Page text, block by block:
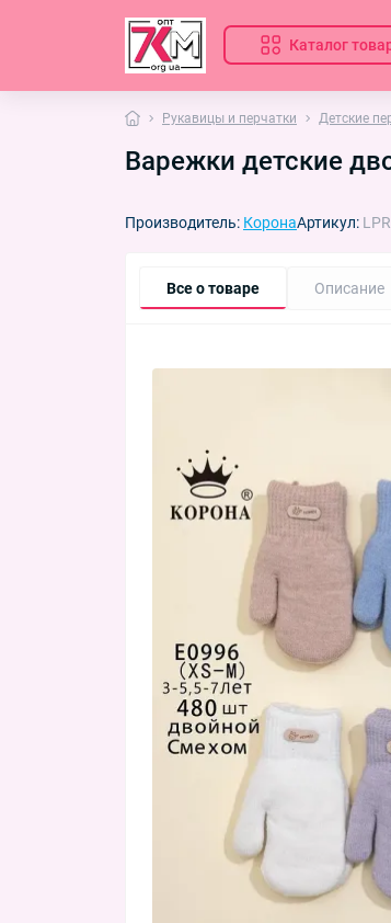
Каталог
Рукавицы и перчатки Детские
Варежки детские
Производитель: КоронаАртикул:
Все о товаре Описание